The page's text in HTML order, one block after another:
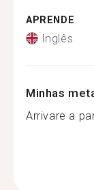
APRENDE
Inglês
Minhas
Arrivare a